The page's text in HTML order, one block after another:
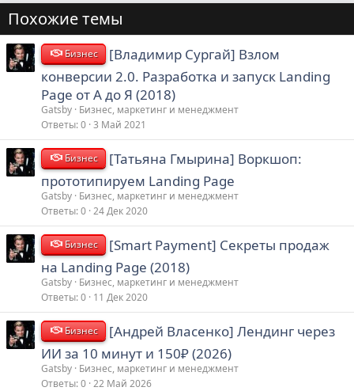
Похожие темы
Бизнес
[Владимир Сургай] Взлом
конверсии 2.0. Разработка и запуск Landing
Page от А до Я (2018)
Gatsby Бизнес, маркетинг и менеджмент
Ответы 0 3 Май 2021
Бизнес
[Татьяна Гмырина] Воркшоп:
прототипируем Landing Page
Gatsby Бизнес, маркетинг и менеджмент
Ответы 0 24 Дек 2020
Бизнес
[Smart Payment] Секреты продаж
на Landing Page (2018)
Gatsby Бизнес, маркетинг и менеджмент
Ответы 0 11 Дек 2020
Бизнес
[Андрей Власенко] Лендинг через
ИИ за 10 минут и 150₽ (2026)
Gatsby Бизнес, маркетинг и менеджмент
Ответы 0 22 Май 2026